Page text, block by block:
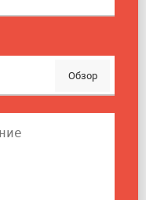
Обзор